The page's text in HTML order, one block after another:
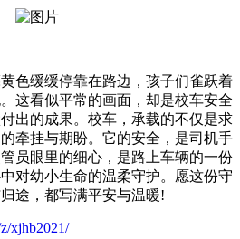
色缓缓停靠在路边，孩子们雀跃着
这看似平常的画面，却是校车安全
出的成果。校车，承载的不仅是求
牵挂与期盼。它的安全，是司机手
员眼里的细心，是路上车辆的一份
对幼小生命的温柔守护。愿这份守
途，都写满平安与温暖!